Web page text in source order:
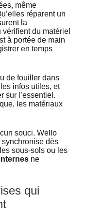
même
réparent un
la
du matériel
à portée de main
en temps
de fouiller dans
infos utiles, et
sur l’essentiel.
les matériaux
souci. Wello
dès
sous-sols ou les
ne
qui